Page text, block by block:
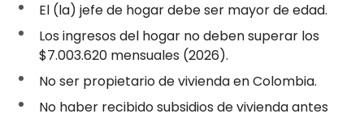
El (la) jefe de hogar debe ser mayor de edad.
Los ingresos del hogar no deben superar los
$7.003.620 mensuales (2026).
No ser propietario de vivienda en Colombia.
No haber recibido subsidios de vivienda antes